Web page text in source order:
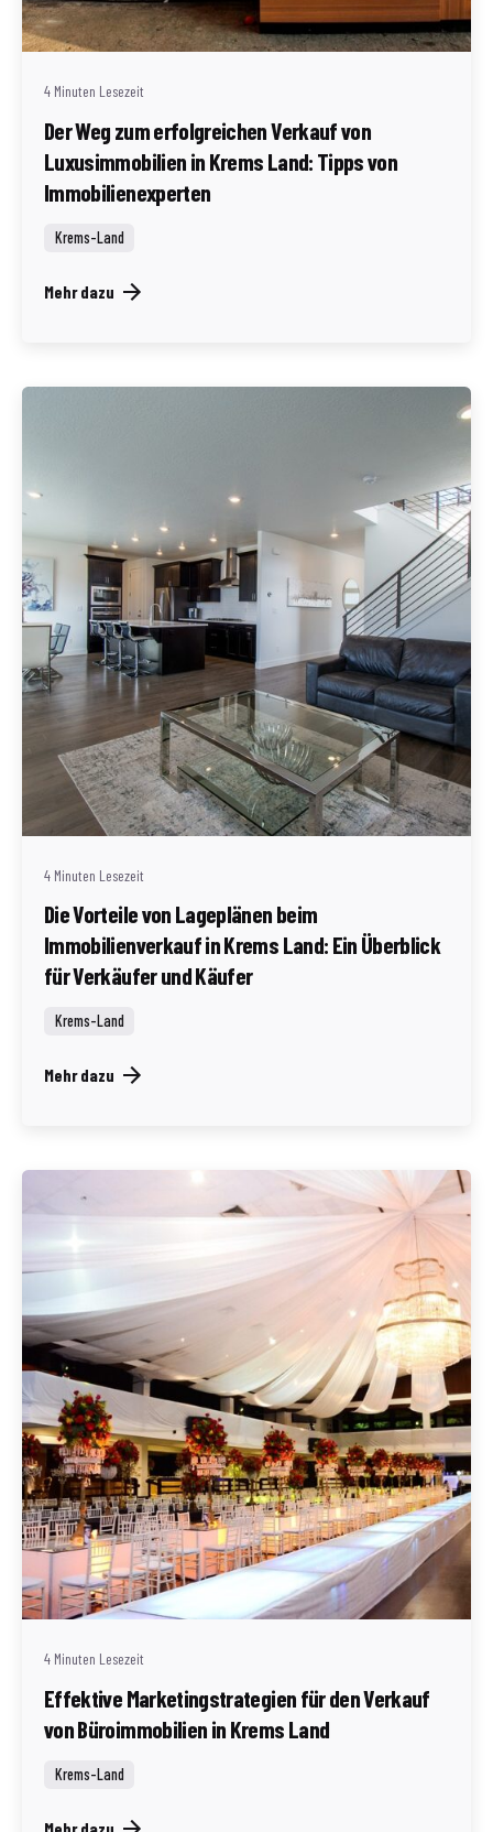
(AT)
4 Minuten Lesezeit
Der Weg zum erfolgreichen Verkauf von
Luxusimmobilien in Krems Land: Tipps von
Immobilienexperten
Krems-Land
Mehr dazu
Geschrieben von
Redaktion Immofragen Bezirk: Krems an der Donau
(AT)
4 Minuten Lesezeit
Die Vorteile von Lageplänen beim
Immobilienverkauf in Krems Land: Ein Überblick
für Verkäufer und Käufer
Krems-Land
Mehr dazu
Geschrieben von
Redaktion Immofragen Bezirk: Krems an der Donau
(AT)
4 Minuten Lesezeit
Effektive Marketingstrategien für den Verkauf
von Büroimmobilien in Krems Land
Krems-Land